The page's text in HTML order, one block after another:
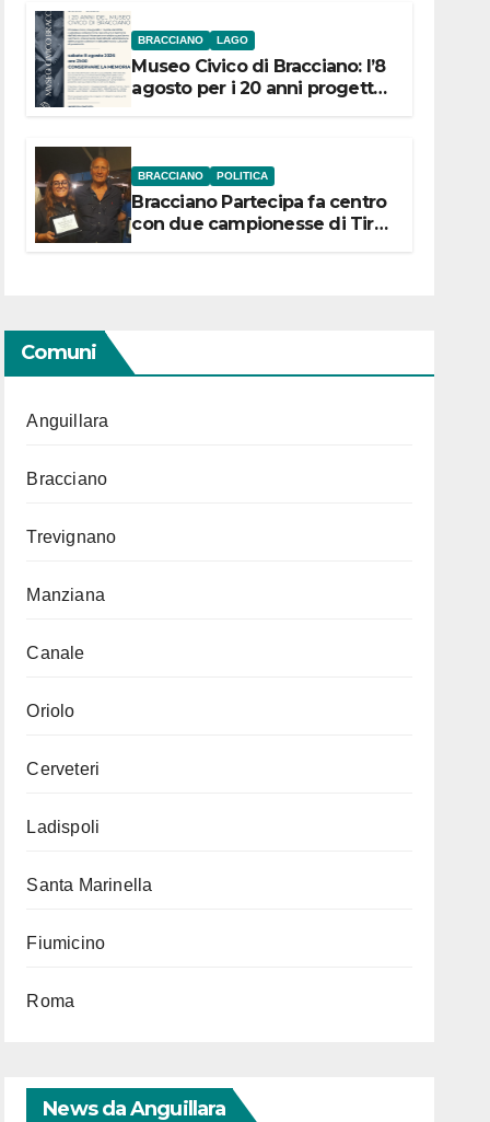
BRACCIANO LAGO
Museo Civico di Bracciano: l’8
agosto per i 20 anni progetto
BRACCIANO POLITICA
Bracciano Partecipa fa centro
con due campionesse di Tiro
Comuni
Anguillara
Bracciano
Trevignano
Manziana
Canale
Oriolo
Cerveteri
Ladispoli
Santa Marinella
Fiumicino
Roma
News da Anguillara